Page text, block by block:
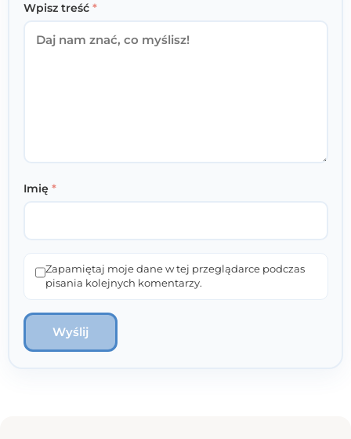
Wpisz treść *
Imię *
Zapamiętaj moje dane w tej przeglądarce podczas
pisania kolejnych komentarzy.